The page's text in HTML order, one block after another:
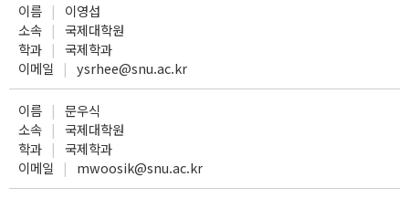
이름
이영섭
소속
국제대학원
학과
국제학과
이메일
ysrhee@snu.ac.kr
이름
문우식
소속
국제대학원
학과
국제학과
이메일
mwoosik@snu.ac.kr